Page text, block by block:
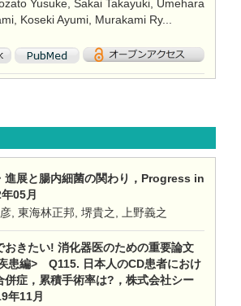
Yusuke, Sakai Takayuki, Umehara
Koseki Ayumi, Murakami Ry...
進展と腸内細菌の関わり，Progress in
05月
, 東海林正邦, 堺貴之, 上野義之
おきたい! 消化器医のための重要論文
患編> Q115. 日本人のCD患者におけ
併症，累積手術率は?，株式会社シー
年11月